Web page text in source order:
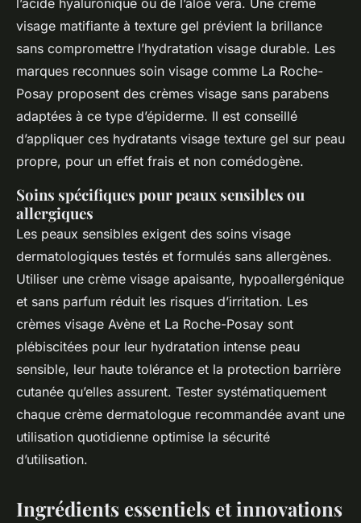
l’acide hyaluronique ou de l’aloe vera. Une crème
visage matifiante à texture gel prévient la brillance
sans compromettre l’hydratation visage durable. Les
marques reconnues soin visage comme La Roche-
Posay proposent des crèmes visage sans parabens
adaptées à ce type d’épiderme. Il est conseillé
d’appliquer ces hydratants visage texture gel sur peau
propre, pour un effet frais et non comédogène.
Soins spécifiques pour peaux sensibles ou
allergiques
Les peaux sensibles exigent des soins visage
dermatologiques testés et formulés sans allergènes.
Utiliser une crème visage apaisante, hypoallergénique
et sans parfum réduit les risques d’irritation. Les
crèmes visage Avène et La Roche-Posay sont
plébiscitées pour leur hydratation intense peau
sensible, leur haute tolérance et la protection barrière
cutanée qu’elles assurent. Tester systématiquement
chaque crème dermatologue recommandée avant une
utilisation quotidienne optimise la sécurité
d’utilisation.
Ingrédients essentiels et innovations